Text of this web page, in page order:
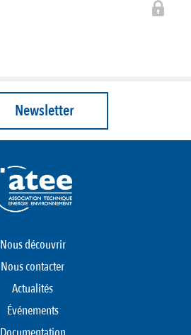
Newsletter
Nous découvrir
Nous contacter
Actualités
Événements